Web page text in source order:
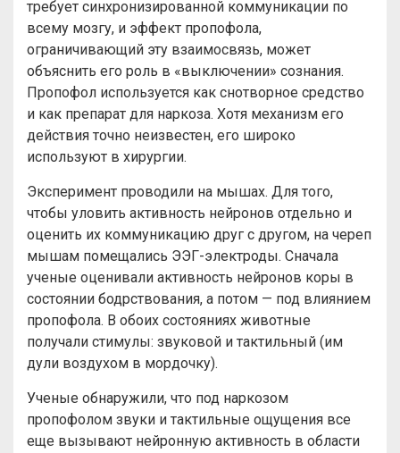
требует синхронизированной коммуникации по
всему мозгу, и эффект пропофола,
ограничивающий эту взаимосвязь, может
объяснить его роль в «выключении» сознания.
Пропофол используется как снотворное средство
и как препарат для наркоза. Хотя механизм его
действия точно неизвестен, его широко
используют в хирургии.
Эксперимент проводили на мышах. Для того,
чтобы уловить активность нейронов отдельно и
оценить их коммуникацию друг с другом, на череп
мышам помещались ЭЭГ-электроды. Сначала
ученые оценивали активность нейронов коры в
состоянии бодрствования, а потом — под влиянием
пропофола. В обоих состояниях животные
получали стимулы: звуковой и тактильный (им
дули воздухом в мордочку).
Ученые обнаружили, что под наркозом
пропофолом звуки и тактильные ощущения все
еще вызывают нейронную активность в области